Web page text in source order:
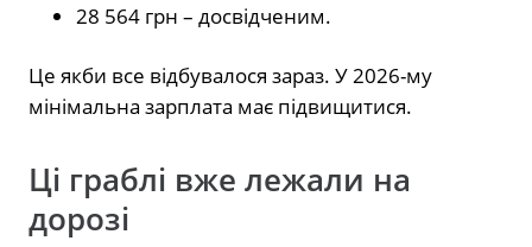
28 564 грн – досвідченим.
Це якби все відбувалося зараз. У 2026-му
мінімальна зарплата має підвищитися.
Ці граблі вже лежали на
дорозі